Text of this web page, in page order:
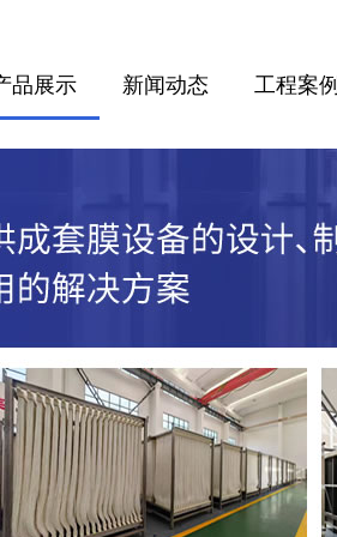
品展示 新闻动态 工程案例